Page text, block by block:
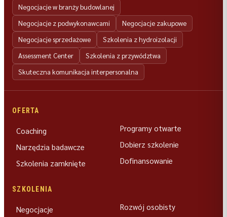
Negocjacje w branży budowlanej
Negocjacje z podwykonawcami
Negocjacje zakupowe
Negocjacje sprzedażowe
Szkolenia z hydroizolacji
Assessment Center
Szkolenia z przywództwa
Skuteczna komunikacja interpersonalna
OFERTA
Coaching
Narzędzia badawcze
Szkolenia zamknięte
Programy otwarte
Dobierz szkolenie
Dofinansowanie
SZKOLENIA
Negocjacje
Rozwój osobisty